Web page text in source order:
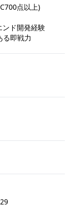
点以上)
ンド開発経験
る即戦力